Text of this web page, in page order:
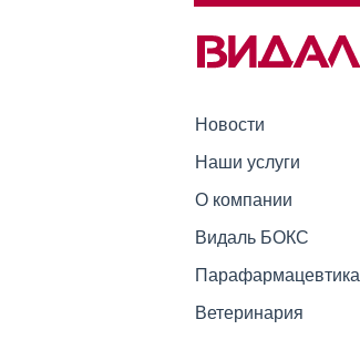
Новости
Наши услуги
О компании
Видаль БОКС
Парафармацевтика
Ветеринария